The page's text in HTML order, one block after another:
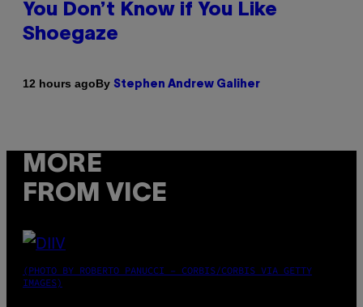
You Don’t Know if You Like
Shoegaze
12 hours agoBy Stephen Andrew Galiher
MORE
FROM VICE
(PHOTO BY ROBERTO PANUCCI – CORBIS/CORBIS VIA GETTY
IMAGES)